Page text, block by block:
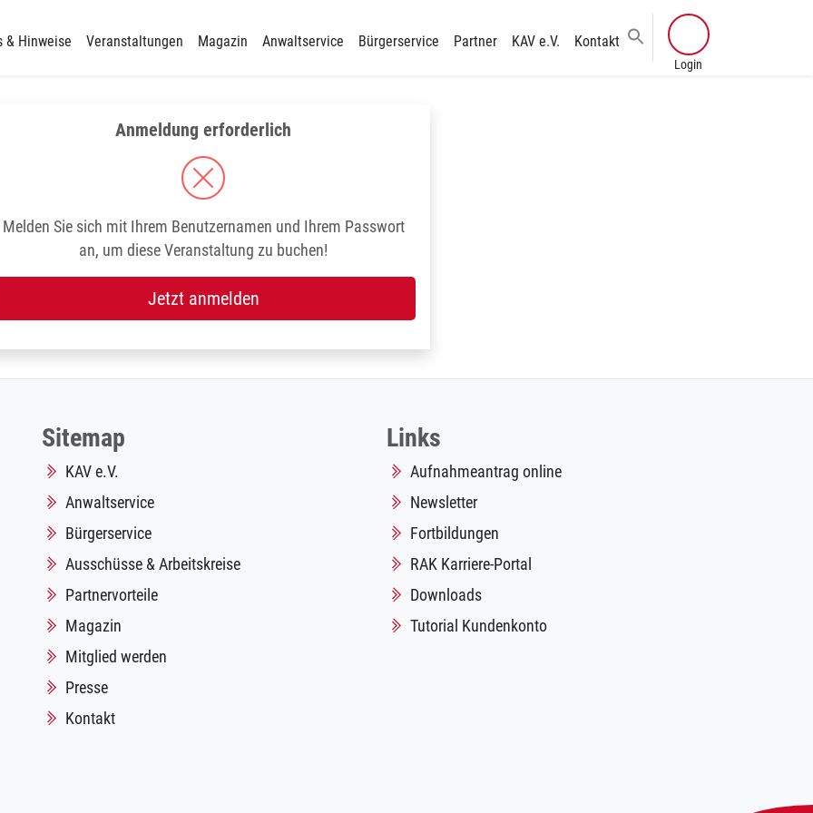
& Hinweise Veranstaltungen Magazin Anwaltservice Bürgerservice Partner KAV e.V. Kontakt
Anmeldung erforderlich
Melden Sie sich mit Ihrem Benutzernamen und Ihrem Passwort
an, um diese Veranstaltung zu buchen!
Jetzt anmelden
Sitemap
KAV e.V.
Anwaltservice
Bürgerservice
Ausschüsse & Arbeitskreise
Partnervorteile
Magazin
Mitglied werden
Presse
Kontakt
Links
Aufnahmeantrag online
Newsletter
Fortbildungen
RAK Karriere-Portal
Downloads
Tutorial Kundenkonto